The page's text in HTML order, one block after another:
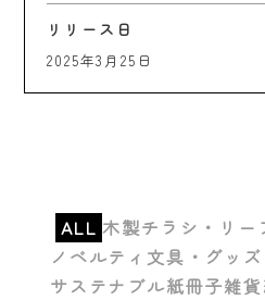
リリース日
2025年3月25日
ALL 木製チラシ・リー
ノベルティ 文具・グッズ
サステナブル紙冊子雑貨